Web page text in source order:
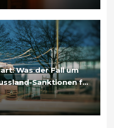
Was der Fall um
Sanktionen für